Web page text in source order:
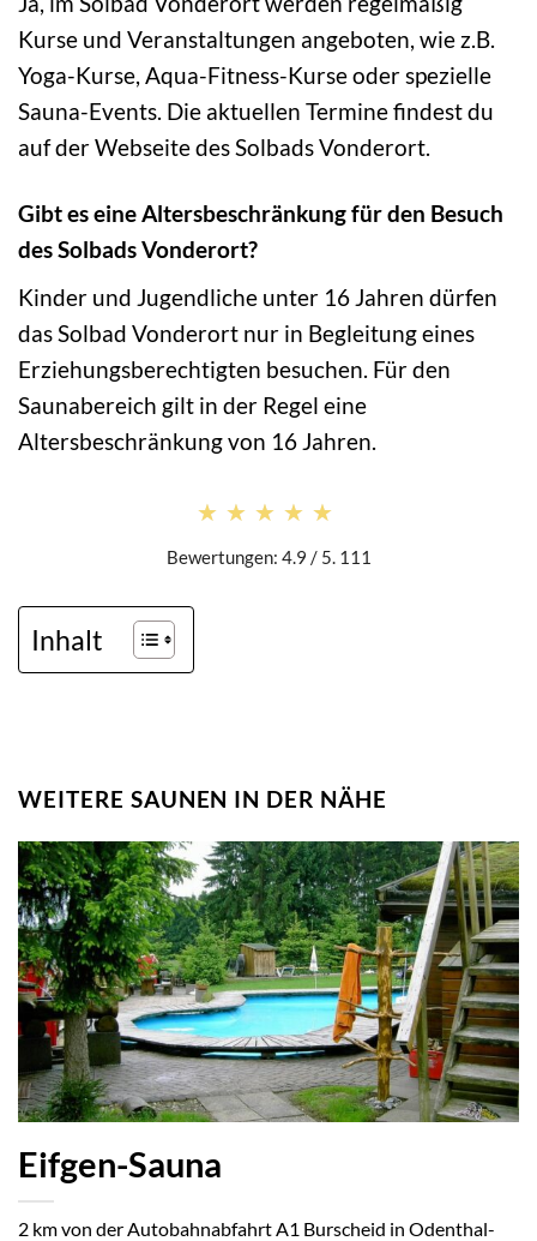
Kurse und Veranstaltungen angeboten, wie z.B.
Yoga-Kurse, Aqua-Fitness-Kurse oder spezielle
Sauna-Events. Die aktuellen Termine findest du
auf der Webseite des Solbads Vonderort.
Gibt es eine Altersbeschränkung für den Besuch
des Solbads Vonderort?
Kinder und Jugendliche unter 16 Jahren dürfen
das Solbad Vonderort nur in Begleitung eines
Erziehungsberechtigten besuchen. Für den
Saunabereich gilt in der Regel eine
Altersbeschränkung von 16 Jahren.
★★★★★
★★★★★
Bewertungen: 4.9 / 5. 111
Inhalt
WEITERE SAUNEN IN DER NÄHE
Eifgen-Sauna
2 km von der Autobahnabfahrt A1 Burscheid in Odenthal-